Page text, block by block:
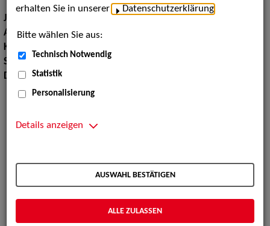
Jahrgang:
Augenfarbe:braun
Körpergröße:
Sprachen:
Deutsch, Englisch, Portugiesisch
Dialekte:Hamburgisch
erhalten Sie in unserer
Datenschutzerklärung
Bitte wählen Sie aus:
Technisch Notwendig
Statistik
Personalisierung
Details anzeigen
AUSWAHL BESTÄTIGEN
ALLE ZULASSEN